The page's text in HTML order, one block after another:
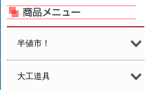
半値市！
大工道具